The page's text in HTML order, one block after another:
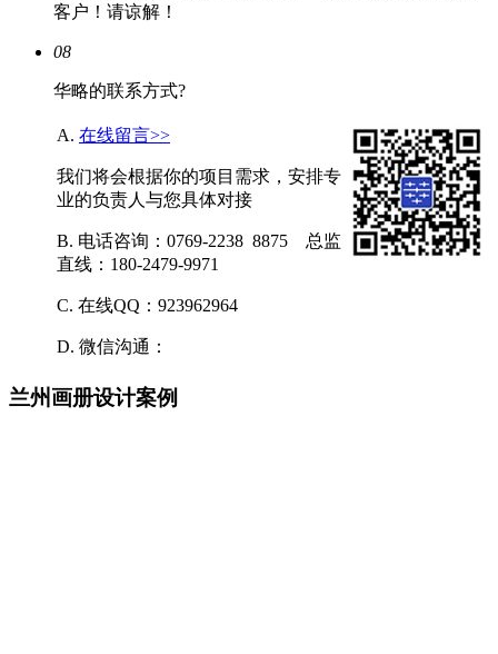
客户！请谅解！
08
华略的联系方式?
A. 在线留言>>
我们将会根据你的项目需求，安排专
业的负责人与您具体对接
B. 电话咨询：0769-2238 8875 总监
直线：180-2479-9971
C. 在线QQ：923962964
D. 微信沟通：
兰州画册设计案例